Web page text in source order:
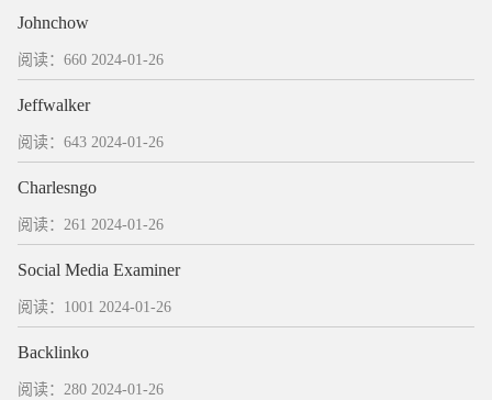
Johnchow
阅读：660 2024-01-26
Jeffwalker
阅读：643 2024-01-26
Charlesngo
阅读：261 2024-01-26
Social Media Examiner
阅读：1001 2024-01-26
Backlinko
阅读：280 2024-01-26